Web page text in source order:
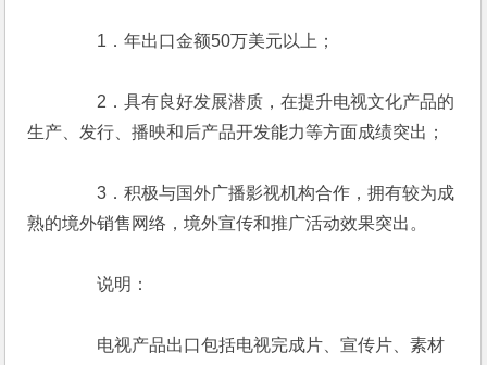
1．年出口金额50万美元以上；
2．具有良好发展潜质，在提升电视文化产品的
生产、发行、播映和后产品开发能力等方面成绩突出；
3．积极与国外广播影视机构合作，拥有较为成
熟的境外销售网络，境外宣传和推广活动效果突出。
说明：
电视产品出口包括电视完成片、宣传片、素材